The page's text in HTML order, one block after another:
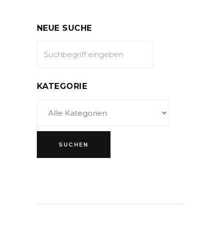
NEUE SUCHE
KATEGORIE